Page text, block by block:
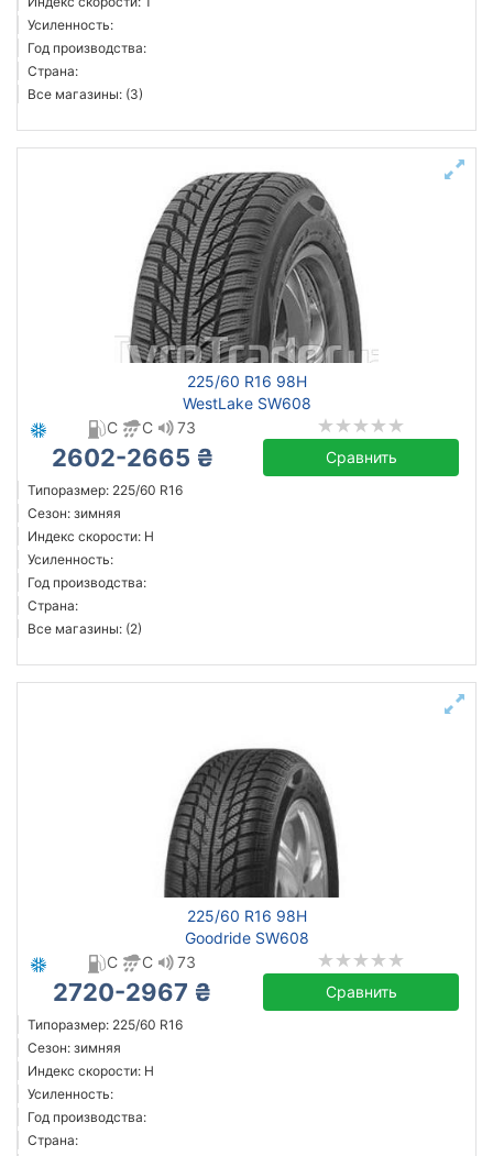
Усиленность:
Год производства:
Страна:
Все магазины: (3)
225/60 R16 98H
WestLake SW608
C
C 73
2602-2665 ₴ Сравнить
Типоразмер: 225/60 R16
Сезон: зимняя
Индекс скорости: H
Усиленность:
Год производства:
Страна:
Все магазины: (2)
225/60 R16 98H
Goodride SW608
C
C 73
2720-2967 ₴ Сравнить
Типоразмер: 225/60 R16
Сезон: зимняя
Индекс скорости: H
Усиленность:
Год производства:
Страна: